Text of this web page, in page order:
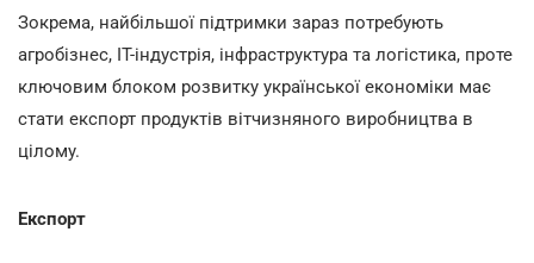
Зокрема, найбільшої підтримки зараз потребують
агробізнес, ІТ-індустрія, інфраструктура та логістика, проте
ключовим блоком розвитку української економіки має
стати експорт продуктів вітчизняного виробництва в
цілому.
Експорт